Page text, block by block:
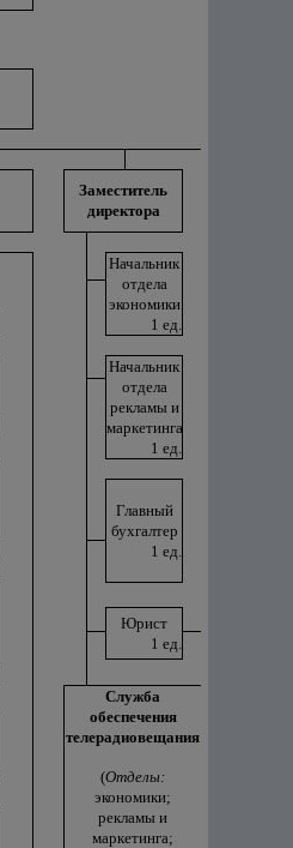
Заместитель
директора
Начальник
отдела
экономики
1 ед.
Начальник
отдела
рекламы и
маркетинга
1 ед.
Главный
бухгалтер
1 ед.
Юрист
1 ед.
Служба
обеспечения
телерадиовещания
(Отделы:
экономики;
рекламы и
маркетинга;